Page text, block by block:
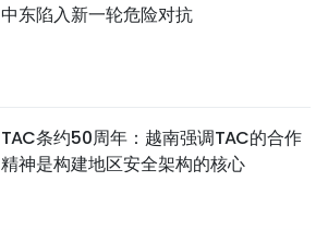
中东陷入新一轮危险对抗
TAC条约50周年：越南强调TAC的合作
精神是构建地区安全架构的核心